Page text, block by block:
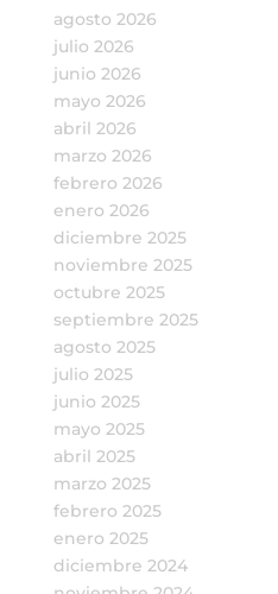
agosto 2026
julio 2026
junio 2026
mayo 2026
abril 2026
marzo 2026
febrero 2026
enero 2026
diciembre 2025
noviembre 2025
octubre 2025
septiembre 2025
agosto 2025
julio 2025
junio 2025
mayo 2025
abril 2025
marzo 2025
febrero 2025
enero 2025
diciembre 2024